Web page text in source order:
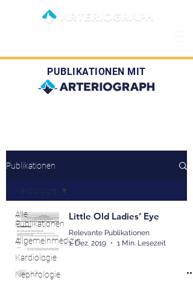
PUBLIKATIONEN MIT
Publikationen
Alle
Publikationen
Allgemeinmedizin
Kardiologie
Nephrologie
Kardiologie
Little Old Ladies’ Eye
Relevante Publikationen
1. Dez. 2019
1 Min. Lesezeit